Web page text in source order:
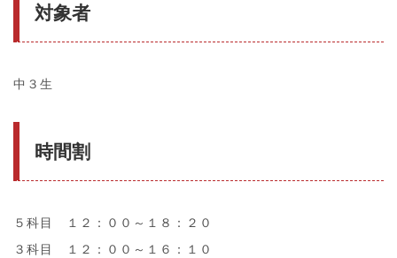
対象者
中３生
時間割
５科目 １２：００～１８：２０
３科目 １２：００～１６：１０